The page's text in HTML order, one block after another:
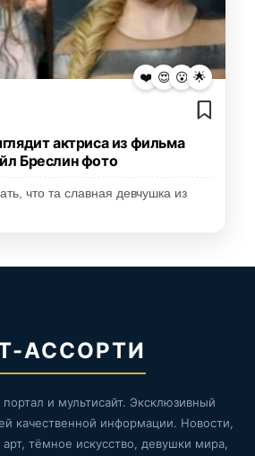
❤️ 😍 😮 🌟
актриса из фильма
Бреслин фото
что та славная девчушка из
АССОРТИ
и мультисайт. Эксклюзивный
качественной информации. Новости,
тёмное искусство, девушки мира,